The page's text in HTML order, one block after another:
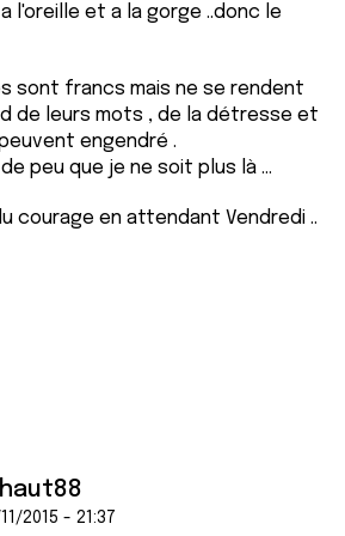
l'oreille et a la gorge ..donc le
sont francs mais ne se rendent
de leurs mots , de la détresse et
engendré .
peu que je ne soit plus là ...
courage en attendant Vendredi ..
11/2015 - 21:37